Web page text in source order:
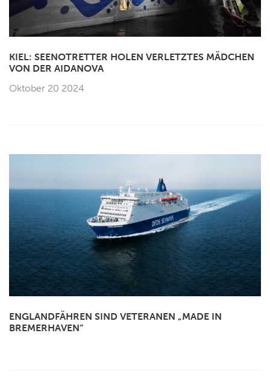
KIEL: SEENOTRETTER HOLEN VERLETZTES MÄDCHEN
VON DER AIDANOVA
Oktober 20 2024
ENGLANDFÄHREN SIND VETERANEN „MADE IN
BREMERHAVEN“